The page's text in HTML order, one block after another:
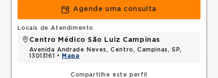
Agende uma consulta
Compartilhe este perfil
Locais de Atendimento
Centro Médico São Luiz Campinas
Avenida Andrade Neves, Centro, Campinas, SP,
13013161 •
Mapa